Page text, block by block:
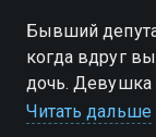
Бывший
когда вдруг
дочь. Девушка
в
Читать дальше